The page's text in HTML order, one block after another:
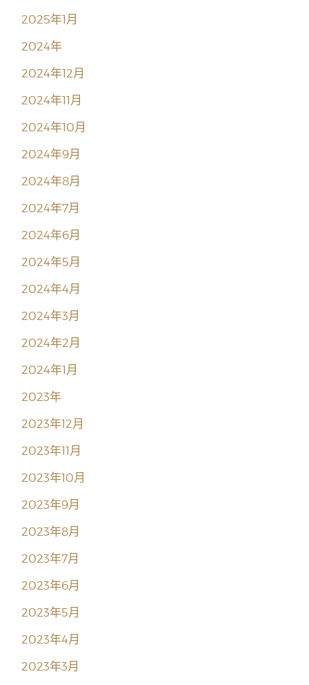
2025年1月
2024年
2024年12月
2024年11月
2024年10月
2024年9月
2024年8月
2024年7月
2024年6月
2024年5月
2024年4月
2024年3月
2024年2月
2024年1月
2023年
2023年12月
2023年11月
2023年10月
2023年9月
2023年8月
2023年7月
2023年6月
2023年5月
2023年4月
2023年3月